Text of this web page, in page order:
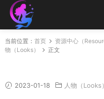
当前位置： 首页 资源中心（
物（Looks）
正文
2023-01-18 人物（Looks）